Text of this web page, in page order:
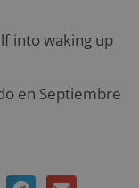
into waking up
en Septiembre